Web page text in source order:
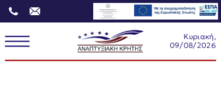
Κυριακή,
09/08/2026